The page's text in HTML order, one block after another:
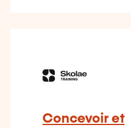
Concevoir et